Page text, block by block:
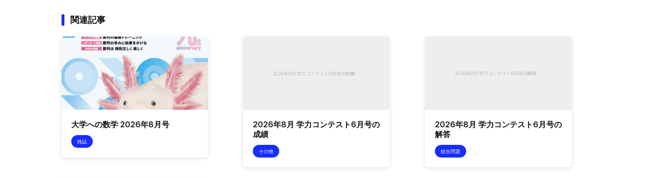
関連記事
大学への数学 2026年8月号
雑誌
2026年8月 学力コンテスト6月号の
成績
その他
2026年8月 学力コンテスト6月号の
解答
総合問題